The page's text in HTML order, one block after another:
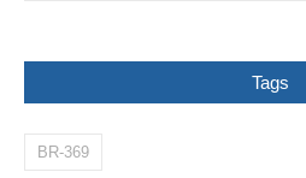
Tags
BR-369